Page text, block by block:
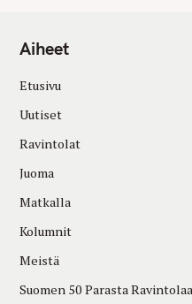
Aiheet
Etusivu
Uutiset
Ravintolat
Juoma
Matkalla
Kolumnit
Meistä
Suomen 50 Parasta